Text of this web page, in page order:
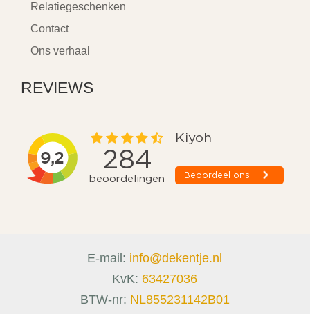
Relatiegeschenken
Contact
Ons verhaal
REVIEWS
E-mail: info@dekentje.nl
KvK: 63427036
BTW-nr: NL855231142B01